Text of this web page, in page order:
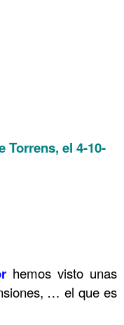
Torrens, el 4-10-
hemos visto unas
… el que es